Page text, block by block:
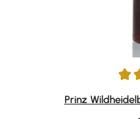
Durchschnittliche
Prinz